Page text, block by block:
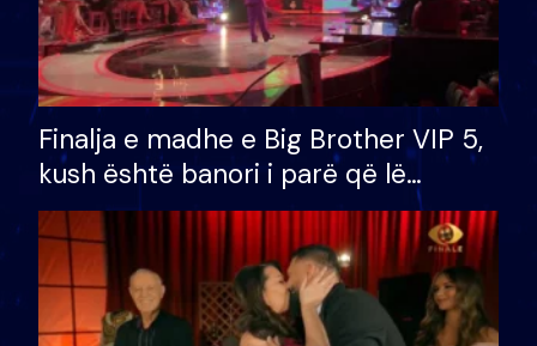
Finalja e madhe e Big Brother VIP 5,
kush është banori i parë që lë
shtëpinë dhe humb mundësinë për
të fituar çmimin e madh